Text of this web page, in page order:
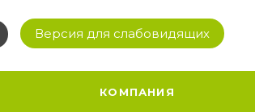
Версия для слабовидящих
КОМПАНИЯ